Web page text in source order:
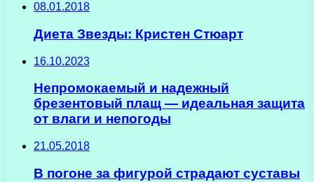
08.01.2018
Диета Звезды: Кристен Стюарт
16.10.2023
Непромокаемый и надежный
брезентовый плащ — идеальная защита
от влаги и непогоды
21.05.2018
В погоне за фигурой страдают суставы